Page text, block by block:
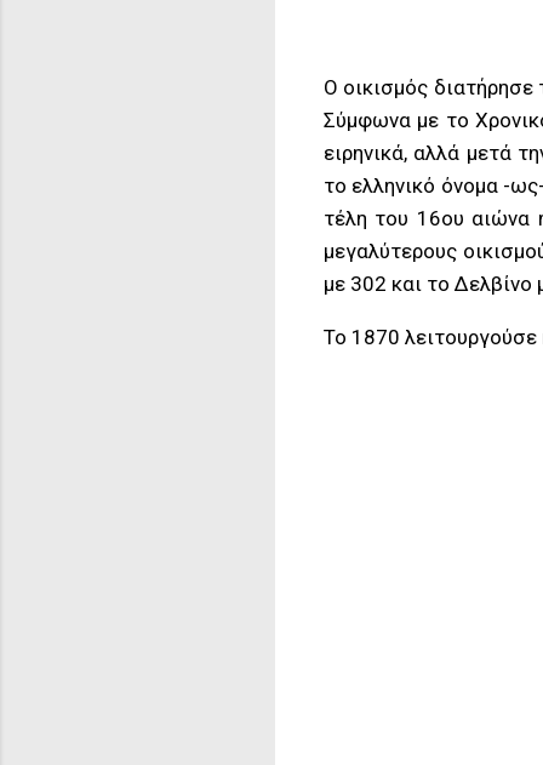
Ο οικισμός
Σύμφωνα με το
ειρηνικά, αλλά μετά
το ελληνικό όνομα -
τέλη του 16ου αιώνα
μεγαλύτερους
με 302 και το Δελβίνο
Το 1870